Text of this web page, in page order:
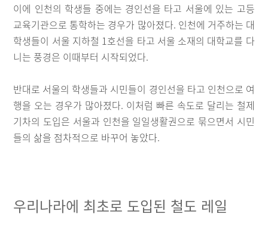
이에 인천의 학생들 중에는 경인선을 타고 서울에 있는 고등
교육기관으로 통학하는 경우가 많아졌다. 인천에 거주하는 대
학생들이 서울 지하철 1호선을 타고 서울 소재의 대학교를 다
니는 풍경은 이때부터 시작되었다.
반대로 서울의 학생들과 시민들이 경인선을 타고 인천으로 여
행을 오는 경우가 많아졌다. 이처럼 빠른 속도로 달리는 철제
기차의 도입은 서울과 인천을 일일생활권으로 묶으면서 시민
들의 삶을 점차적으로 바꾸어 놓았다.
우리나라에 최초로 도입된 철도 레일